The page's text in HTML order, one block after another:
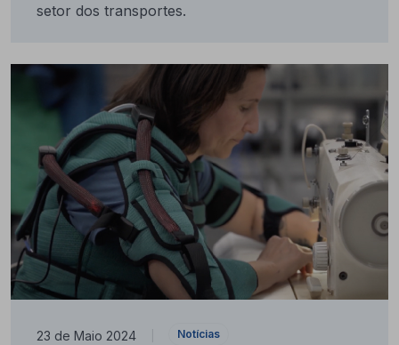
setor dos transportes.
23 de Maio 2024 Notícias